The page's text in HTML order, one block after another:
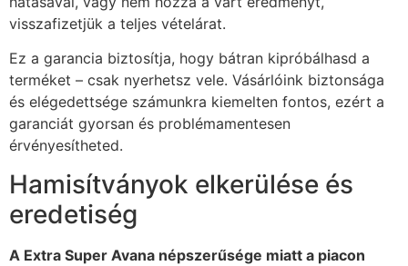
visszafizetjük a teljes vételárat.
Ez a garancia biztosítja, hogy bátran kipróbálhasd a
terméket – csak nyerhetsz vele. Vásárlóink biztonsága
és elégedettsége számunkra kiemelten fontos, ezért a
garanciát gyorsan és problémamentesen
érvényesítheted.
Hamisítványok elkerülése és
eredetiség
A Extra Super Avana népszerűsége miatt a piacon